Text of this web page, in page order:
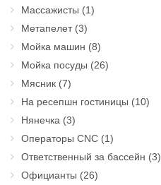
Массажисты (1)
Метапелет(3)
Мойка машин (8)
Мойка посуды (26)
Мясник (7)
На ресепшн гостиницы (10)
Нянечка (3)
Операторы CNC (1)
Ответственный за бассейн (3)
Официанты (26)